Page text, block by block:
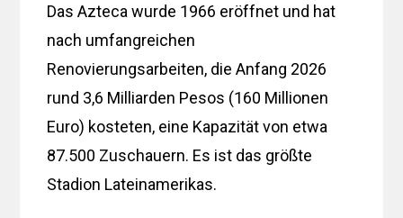
Das Azteca wurde 1966 eröffnet und hat
nach umfangreichen
Renovierungsarbeiten, die Anfang 2026
rund 3,6 Milliarden Pesos (160 Millionen
Euro) kosteten, eine Kapazität von etwa
87.500 Zuschauern. Es ist das größte
Stadion Lateinamerikas.